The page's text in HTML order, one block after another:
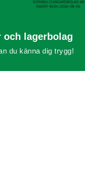
och lagerbolag
du känna dig trygg!